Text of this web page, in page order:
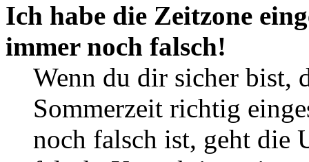
Ich habe die Zeitzone
immer noch falsch!
Wenn du dir sicher bist,
Sommerzeit richtig
noch falsch ist, geht die